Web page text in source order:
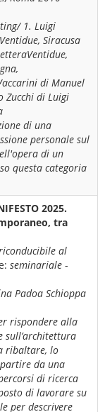
1. Luigi
Siracusa
di Manuel
Zucchi di Luigi
di una
personale sul
di un
questa categoria
2025.
tra
al
seminariale -
Padoa Schioppa
rispondere alla
sull’architettura
ribaltare, lo
da una
di ricerca
di lavorare su
per descrivere